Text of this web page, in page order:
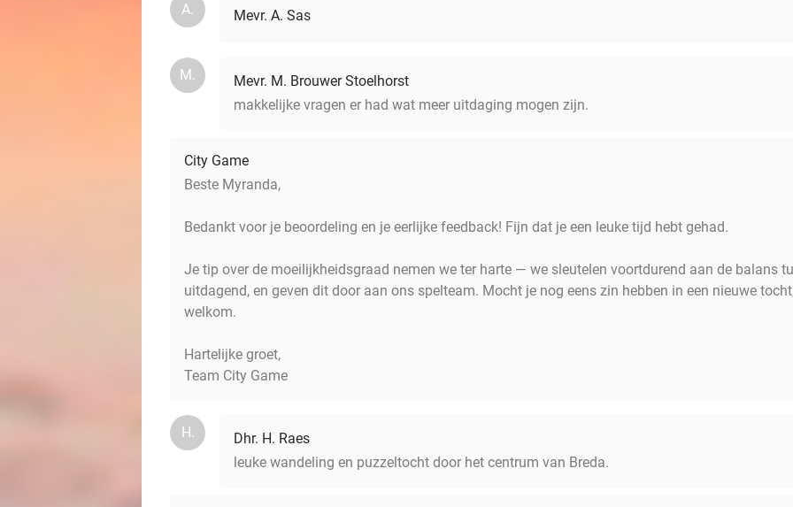
A. Mevr. A. Sas
M.
Mevr. M. Brouwer Stoelhorst
makkelijke vragen er had wat meer uitdaging mogen zijn.
City Game
Beste Myranda,
Bedankt voor je beoordeling en je eerlijke feedback! Fijn dat je een leuke tijd hebt gehad.
Je tip over de moeilijkheidsgraad nemen we ter harte — we sleutelen voortdurend aan de balans
uitdagend, en geven dit door aan ons spelteam. Mocht je nog eens zin hebben in een nieuwe
welkom.
Hartelijke groet,
Team City Game
H.
Dhr. H. Raes
leuke wandeling en puzzeltocht door het centrum van Breda.